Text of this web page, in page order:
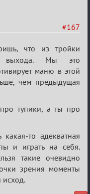
#167
что из тройки
выхода. Мы это
маню в этой
чем предыдущая
тупики, а ты про
то адекватная
и играть на себя.
такие очевидно
зрения моменты
исход.